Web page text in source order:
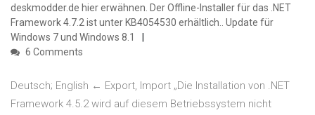
deskmodder.de hier erwähnen. Der Offline-Installer für das .NET
Framework 4.7.2 ist unter KB4054530 erhältlich.. Update für
Windows 7 und Windows 8.1
6 Comments
Deutsch; English ← Export, Import „Die Installation von .NET
Framework 4.5.2 wird auf diesem Betriebssystem nicht